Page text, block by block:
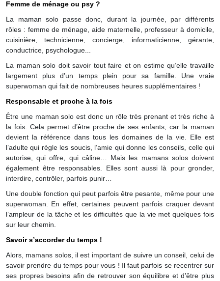
Femme de ménage ou psy ?
La maman solo passe donc, durant la journée, par différents
rôles : femme de ménage, aide maternelle, professeur à domicile,
cuisinière, technicienne, concierge, informaticienne, gérante,
conductrice, psychologue...
La maman solo doit savoir tout faire et on estime qu’elle travaille
largement plus d’un temps plein pour sa famille. Une vraie
superwoman qui fait de nombreuses heures supplémentaires !
Responsable et proche à la fois
Être une maman solo est donc un rôle très prenant et très riche à
la fois. Cela permet d’être proche de ses enfants, car la maman
devient la référence dans tous les domaines de la vie. Elle est
l’adulte qui règle les soucis, l’amie qui donne les conseils, celle qui
autorise, qui offre, qui câline… Mais les mamans solos doivent
également être responsables. Elles sont aussi là pour gronder,
interdire, contrôler, parfois punir…
Une double fonction qui peut parfois être pesante, même pour une
superwoman. En effet, certaines peuvent parfois craquer devant
l’ampleur de la tâche et les difficultés que la vie met quelques fois
sur leur chemin.
Savoir s’accorder du temps !
Alors, mamans solos, il est important de suivre un conseil, celui de
savoir prendre du temps pour vous ! Il faut parfois se recentrer sur
ses propres besoins afin de retrouver son équilibre et d’être plus